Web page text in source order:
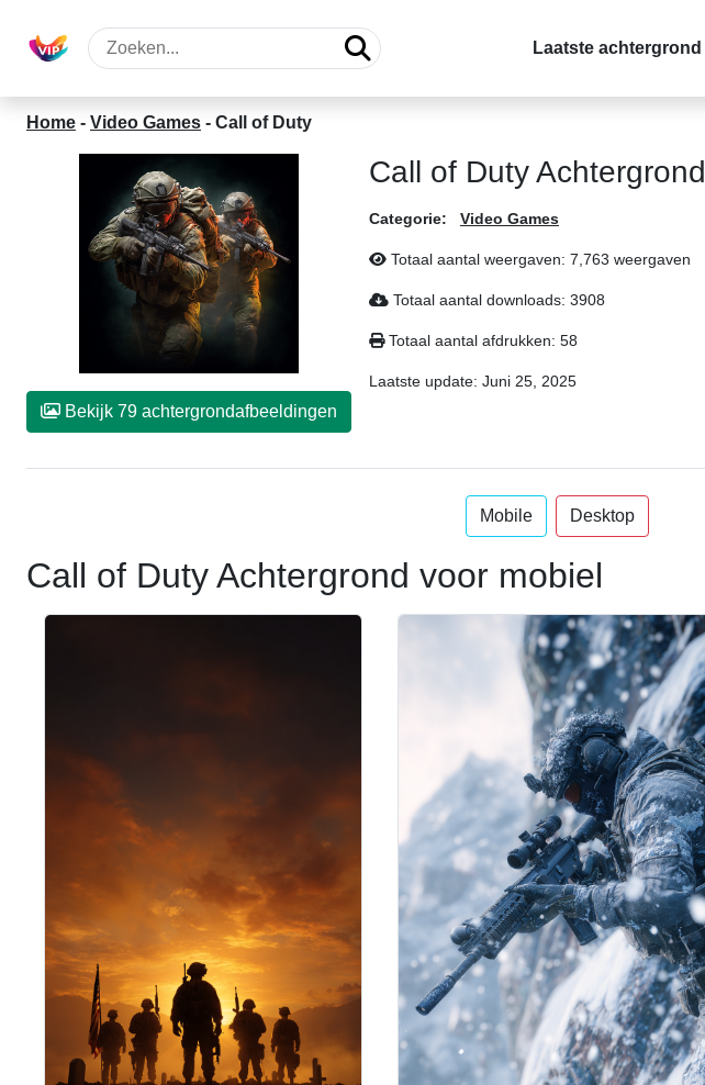
Laatste achtergrond
Home - Video Games - Call of Duty
Bekijk 79 achtergrondafbeeldingen
Call of Duty Achtergrond
Categorie: Video Games
Totaal aantal weergaven: 7,763 weergaven
Totaal aantal downloads: 3908
Totaal aantal afdrukken: 58
Laatste update: Juni 25, 2025
Mobile Desktop
Call of Duty Achtergrond voor mobiel